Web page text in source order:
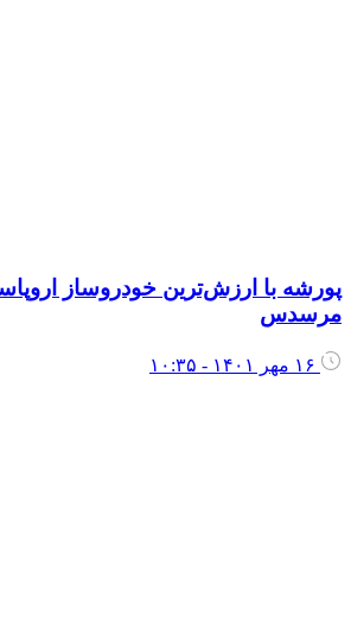
۱۶ مهر ۱۴۰۱ - ۱۰:۳۵